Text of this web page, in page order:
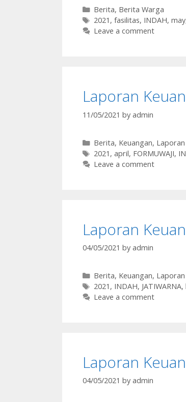
Categories
Berita, Berita Warga
Tags
2021 , fasilitas, INDAH, may
Leave a comment
Laporan
11/05/2021 by admin
Categories
Berita, Keuangan, Laporan
Tags
2021 , april, FORMUWAJI,
Leave a comment
Laporan
04/05/2021 by admin
Categories
Berita, Keuangan, Laporan
Tags
2021 , INDAH, JATIWARNA,
Leave a comment
Laporan
04/05/2021 by admin